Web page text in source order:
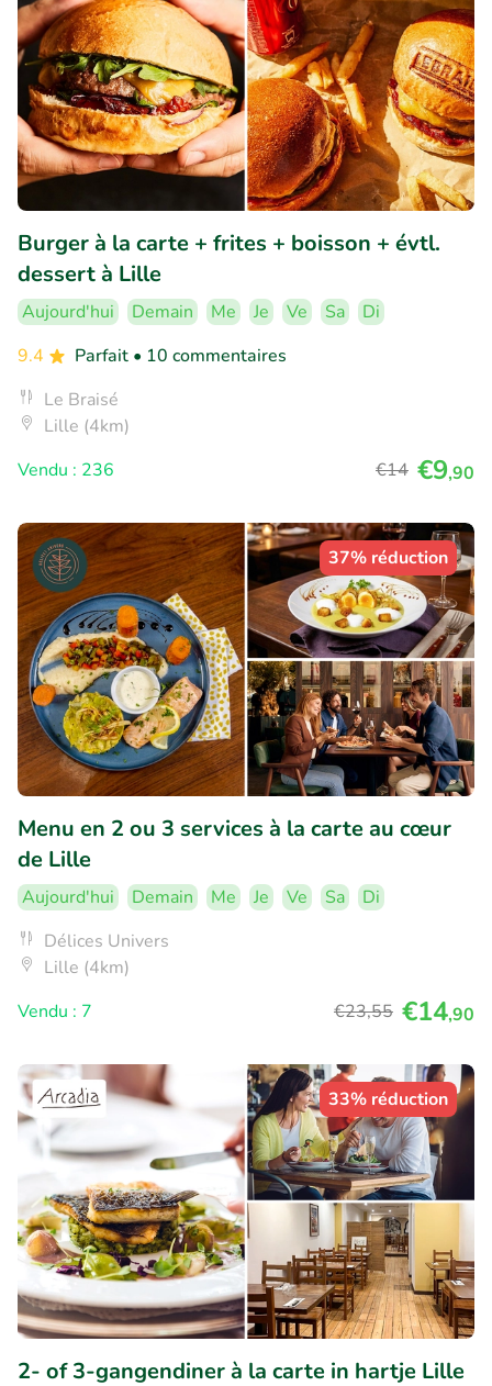
Burger à la carte + frites + boisson + évtl.
dessert à Lille
Aujourd'hui Demain Me Je Ve Sa
Di
9.4
Parfait • 10 commentaires
Le Braisé
Lille (4km)
Vendu : 236
€14 €9,90
37% réduction
Menu en 2 ou 3 services à la carte au cœur
de Lille
Aujourd'hui Demain Me Je Ve Sa
Di
Délices Univers
Lille (4km)
Vendu : 7
€23,55 €14,90
33% réduction
2- of 3-gangendiner à la carte in hartje Lille